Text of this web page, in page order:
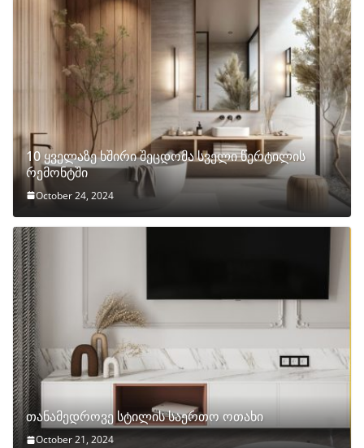
10 ყველაზე ხშირი შეცდომა სველი წერტილის
რემონტში
October 24, 2024
თანამედროვე სტილის საერთო ოთახი
October 21, 2024